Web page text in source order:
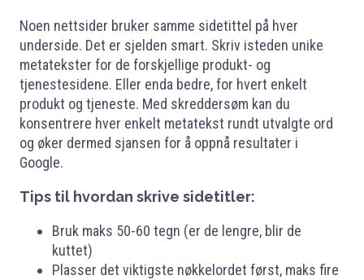
Noen nettsider bruker samme sidetittel på hver
underside. Det er sjelden smart. Skriv isteden unike
metatekster for de forskjellige produkt- og
tjenestesidene. Eller enda bedre, for hvert enkelt
produkt og tjeneste. Med skreddersøm kan du
konsentrere hver enkelt metatekst rundt utvalgte ord
og øker dermed sjansen for å oppnå resultater i
Google.
Tips til hvordan skrive sidetitler:
Bruk maks 50-60 tegn (er de lengre, blir de
kuttet)
Plasser det viktigste nøkkelordet først, maks fire